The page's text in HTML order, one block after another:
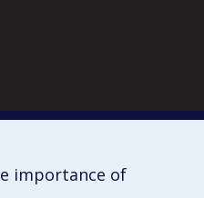
nucléaire
importance of